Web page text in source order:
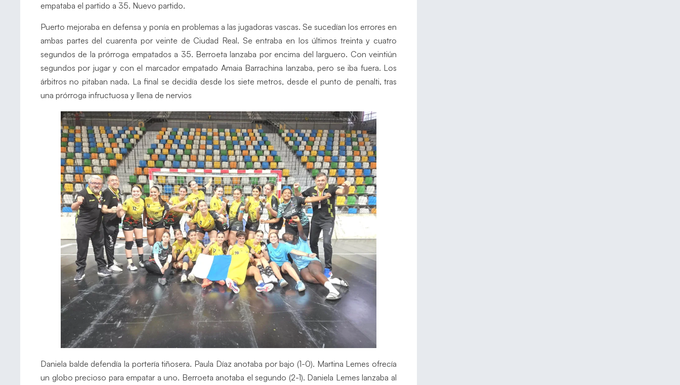
empataba el partido a 35. Nuevo partido.
Puerto mejoraba en defensa y ponía en problemas a las jugadoras vascas. Se sucedían los errores en
ambas partes del cuarenta por veinte de Ciudad Real. Se entraba en los últimos treinta y cuatro
segundos de la prórroga empatados a 35. Berroeta lanzaba por encima del larguero. Con veintiún
segundos por jugar y con el marcador empatado Amaia Barrachina lanzaba, pero se iba fuera. Los
árbitros no pitaban nada. La final se decidía desde los siete metros, desde el punto de penalti, tras
una prórroga infructuosa y llena de nervios
Daniela balde defendía la portería tiñosera. Paula Díaz anotaba por bajo (1-0). Martina Lemes ofrecía
un globo precioso para empatar a uno. Berroeta anotaba el segundo (2-1). Daniela Lemes lanzaba al